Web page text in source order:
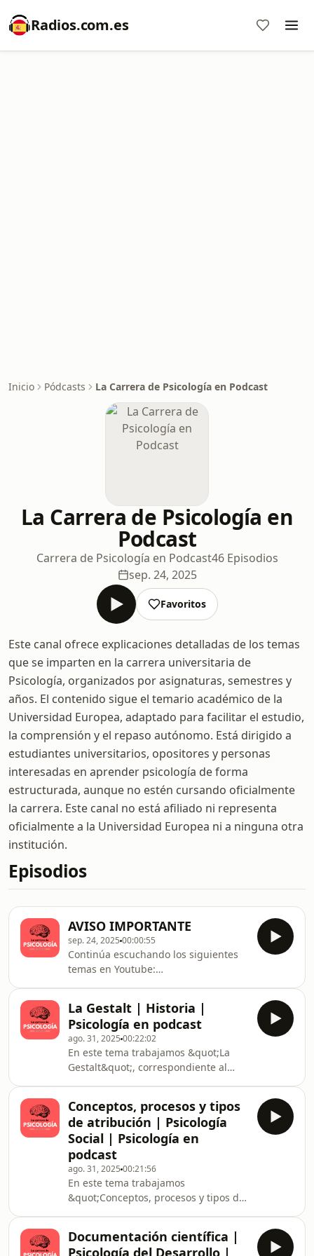
Radios.com.es
Inicio Pódcasts La Carrera de Psicología en Podcast
La Carrera de Psicología en
Podcast
Carrera de Psicología en Podcast46 Episodios
sep. 24, 2025
Favoritos
Este canal ofrece explicaciones detalladas de los temas
que se imparten en la carrera universitaria de
Psicología, organizados por asignaturas, semestres y
años. El contenido sigue el temario académico de la
Universidad Europea, adaptado para facilitar el estudio,
la comprensión y el repaso autónomo. Está dirigido a
estudiantes universitarios, opositores y personas
interesadas en aprender psicología de forma
estructurada, aunque no estén cursando oficialmente
la carrera. Este canal no está afiliado ni representa
oficialmente a la Universidad Europea ni a ninguna otra
institución.
Episodios
AVISO IMPORTANTE
sep. 24, 2025 00:00:55
Continúa escuchando los siguientes
temas en Youtube:
https://www.youtube.com/
La Gestalt | Historia |
Psicología en podcast
ago. 31, 2025 00:22:02
En este tema trabajamos &quot;La
Gestalt&quot;, correspondiente al
carrera de Psicología.El contenido
sigue el plan de estudios de la
Universidad Europea, y forma parte
de una estructura académica
organizada por asignaturas,
semestres y años.Este canal está
dirigido a estudiantes, opositores y
personas interesadas en aprende
Conceptos, procesos y tipos
de atribución | Psicología
Social | Psicología en
podcast
ago. 31, 2025 00:21:56
En este tema trabajamos
&quot;Conceptos, procesos y tipos de
Social I en el 1º semestre, del 1º curso
Documentación científica |
Psicología del Desarrollo |